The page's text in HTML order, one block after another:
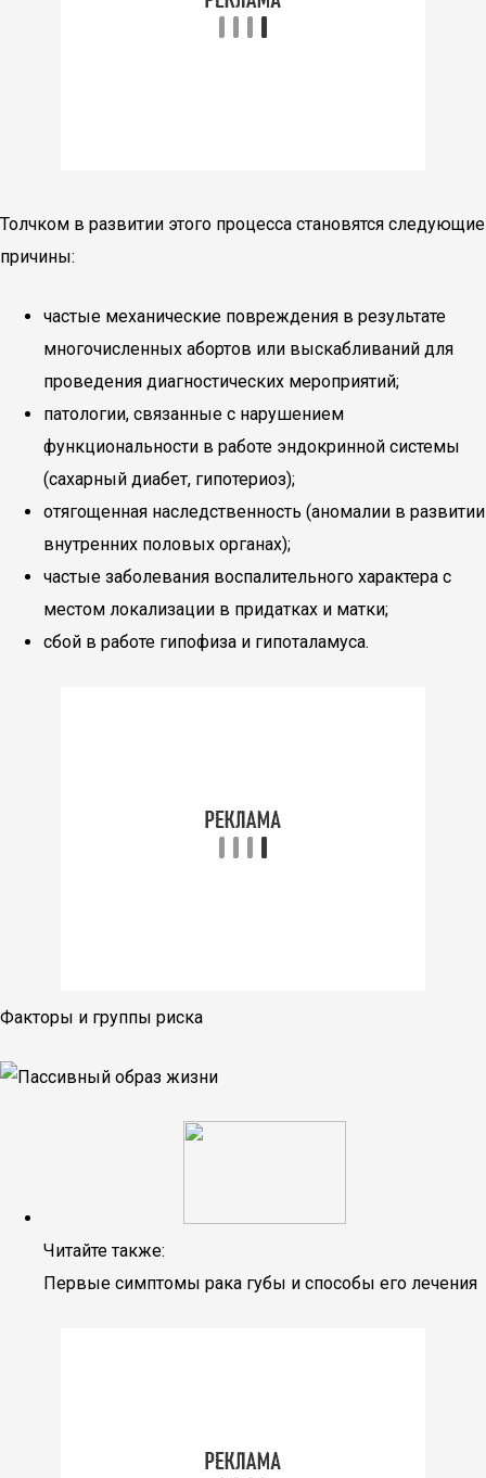
Толчком в развитии этого процесса становятся следующие
причины:
частые механические повреждения в результате
многочисленных абортов или выскабливаний для
проведения диагностических мероприятий;
патологии, связанные с нарушением
функциональности в работе эндокринной системы
(сахарный диабет, гипотериоз);
отягощенная наследственность (аномалии в развитии
внутренних половых органах);
частые заболевания воспалительного характера с
местом локализации в придатках и матки;
сбой в работе гипофиза и гипоталамуса.
Факторы и группы риска
Читайте также:
Первые симптомы рака губы и способы его лечения